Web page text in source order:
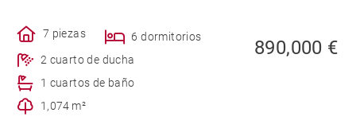
7 piezas
6 dormitorios
2 cuarto de ducha
1 cuartos de baño
1,074 m²
890,000 €